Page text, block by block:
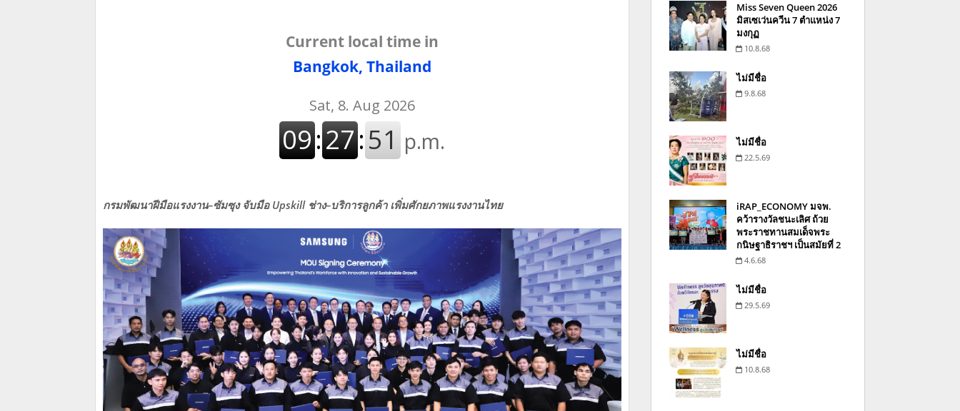
Current local time in
Bangkok, Thailand
กรมพัฒนาฝีมือแรงงาน–ซัมซุง จับมือ Upskill ช่าง–บริการลูกค้า เพิ่มศักยภาพแรงงานไทย
Miss Seven Queen 2026
มิสเซเว่นควีน 7 ตำแหน่ง 7
มงกุฏ
10.8.68
ไม่มีชื่อ
9.8.68
ไม่มีชื่อ
22.5.69
iRAP_ECONOMY มจพ.
คว้ารางวัลชนะเลิศ ถ้วย
พระราชทานสมเด็จพระ
กนิษฐาธิราชฯ เป็นสมัยที่ 2
4.6.68
ไม่มีชื่อ
29.5.69
ไม่มีชื่อ
10.8.68